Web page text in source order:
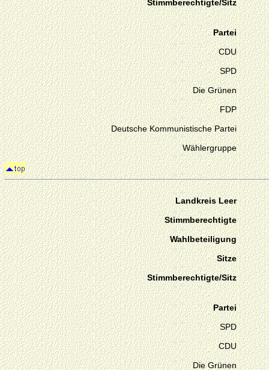
Stimmberechtigte/Sitz
Partei
CDU
SPD
Die Grünen
FDP
Deutsche Kommunistische Partei
Wählergruppe
Landkreis Leer
Stimmberechtigte
Wahlbeteiligung
Sitze
Stimmberechtigte/Sitz
Partei
SPD
CDU
Die Grünen